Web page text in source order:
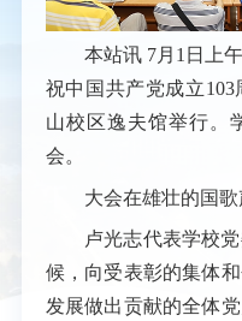
本站讯 7月1日上
祝中国共产党成立
山校区逸夫馆举行。
会。
大会在雄壮的国歌
卢光志代表学校
候，向受表彰的集体
发展做出贡献的全体